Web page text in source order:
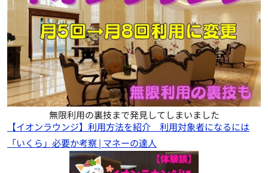
無限利用の裏技まで発見してしまいました
【イオンラウンジ】利用方法を紹介 利用対象者になるには
「いくら」必要か考察 | マネーの達人